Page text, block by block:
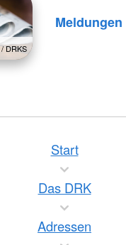
DRKS
Meldungen
Start
Das DRK
Adressen